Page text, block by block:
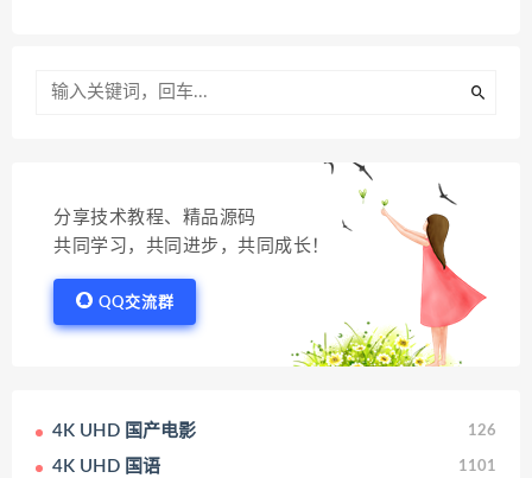
分享技术教程、精品源码
共同学习，共同进步，共同成长！
QQ交流群
4K UHD 国产电影 126
4K UHD 国语 1101